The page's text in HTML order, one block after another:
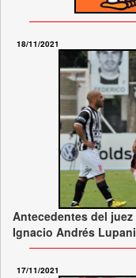
18/11/2021
Antecedentes del juez
Ignacio Andrés Lupani
17/11/2021